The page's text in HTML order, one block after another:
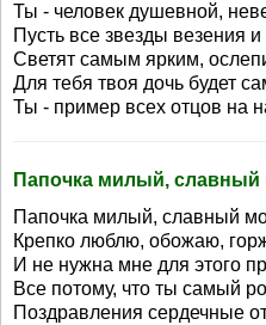
Ты - человек душевной,
Пусть все звезды везения
Светят самым ярким,
Для тебя твоя дочь будет
Ты - пример всех отцов на
Папочка милый,
Папочка милый, славный
Крепко люблю, обожаю,
И не нужна мне для этого
Все потому, что ты самый
Поздравления сердечные